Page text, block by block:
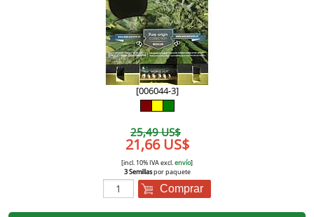
[006044-3]
25,49 US$
21,66 US$
[incl. 10% IVA excl.envío]
3 Semillaspor paquete
Comprar